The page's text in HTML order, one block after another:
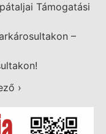
Támogatási
–
›